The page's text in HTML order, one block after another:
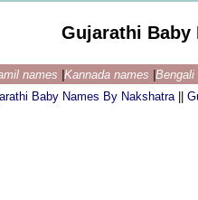
Gujarathi Baby
names Kannada names
Baby Names By Nakshatra